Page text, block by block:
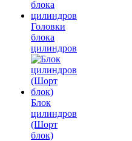
Головки
блока
цилиндров
Блок
цилиндров
(Шорт
блок)